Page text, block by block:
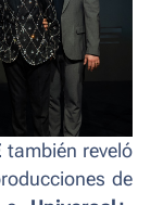
también reveló
de